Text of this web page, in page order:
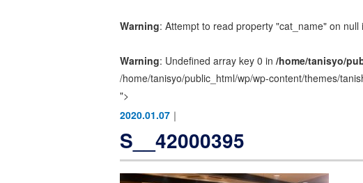
Warning: Attempt to read property "cat_name" on null
Warning: Undefined array key 0 in /home/tanisyo/
/home/tanisyo/public_html/wp/wp-content/themes/
">
2020.01.07 ｜
S__42000395